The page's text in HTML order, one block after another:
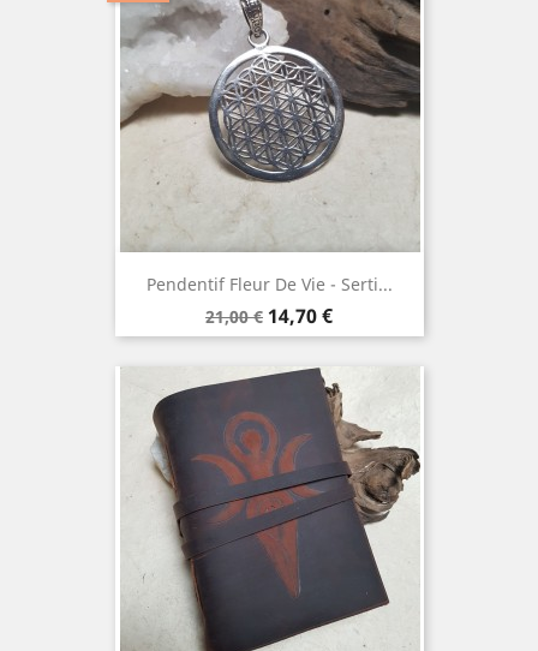
Pendentif Fleur De Vie - Serti...
Prix
de
21,00 € Prix
14,70 €